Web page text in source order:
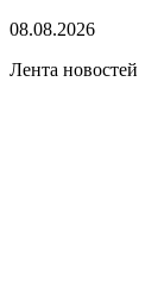
08.08.2026
Лента новостей